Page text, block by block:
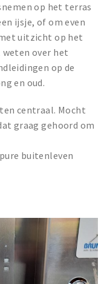
op het terras
ijsje, of om even
uitzicht op het
weten over het
op de
en oud.
centraal. Mocht
graag gehoord om
buitenleven